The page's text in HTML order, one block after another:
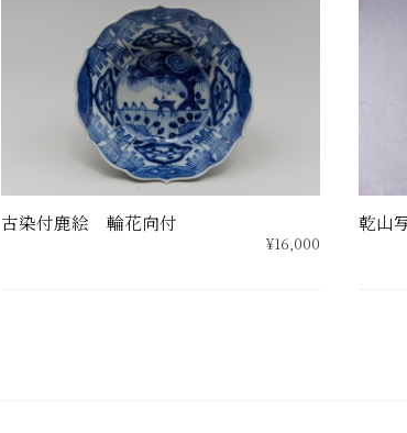
古染付鹿絵 輪花向付
¥16,000
乾山